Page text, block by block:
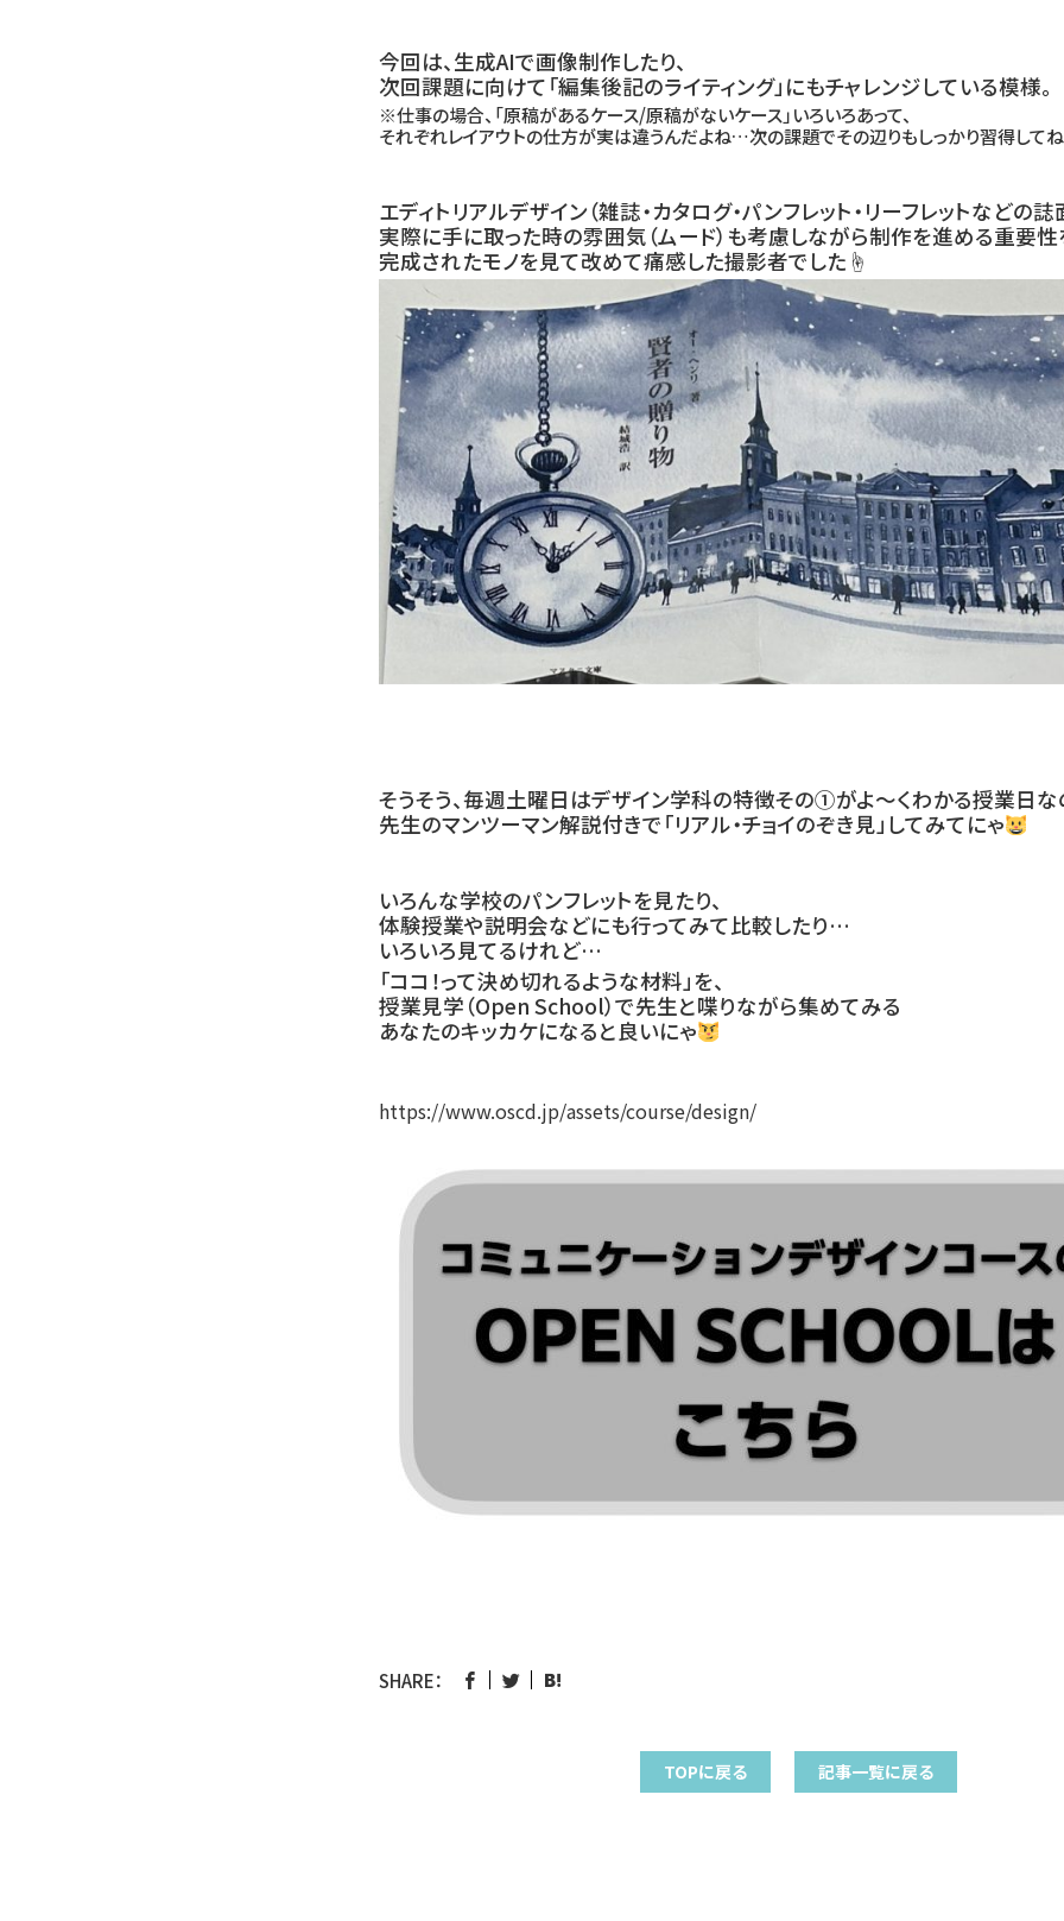
今回は、生成AIで画像制作したり、
次回課題に向けて「編集後記のライティング」にもチャレンジしている模様。
※仕事の場合、「原稿があるケース/原稿がないケース」いろいろあって、
それぞれレイアウトの仕方が実は違うんだよね…次の課題でその辺りもしっかり習得して
エディトリアルデザイン（雑誌・カタログ・パンフレット・リーフレットなどの誌
実際に手に取った時の雰囲気（ムード）も考慮しながら制作を進める重要性
完成されたモノを見て改めて痛感した撮影者でした☝️
そうそう、毎週土曜日はデザイン学科の特徴その①がよ〜くわかる授業日な
先生のマンツーマン解説付きで「リアル・チョイのぞき見」してみてにゃ
いろんな学校のパンフレットを見たり、
体験授業や説明会などにも行ってみて比較したり…
いろいろ見てるけれど…
「ココ！って決め切れるような材料」を、
授業見学（Open School）で先生と喋りながら集めてみる
あなたのキッカケになると良いにゃ
https://www.oscd.jp/assets/course/design/
SHARE：
TOPに戻る 記事一覧に戻る